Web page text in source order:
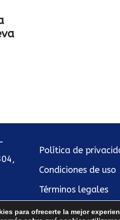
Política de
Condiciones de uso
Términos legales
Política de cookies
para ofrecerte la mejor